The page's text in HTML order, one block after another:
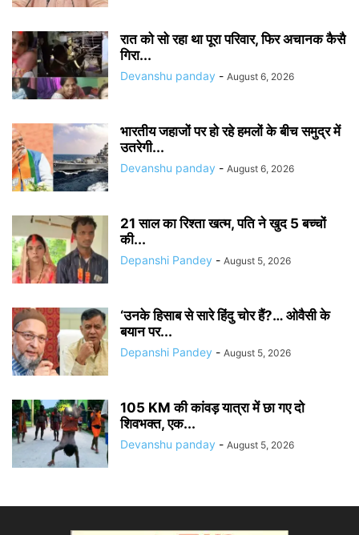
रात को सो रहा था पूरा परिवार, फिर अचानक कैसै
गिरा...
Devanshu panday - August 6, 2026
भारतीय जहाजों पर हो रहे हमलों के बीच समुद्र में
उतरेगी...
Devanshu panday - August 6, 2026
21 साल का रिश्ता खत्म, पति ने खुद 5 बच्चों
की...
Depanshi Pandey - August 5, 2026
‘उनके हिसाब से सारे हिंदु चोर हैं?… ओवैसी के
बयान पर...
Depanshi Pandey - August 5, 2026
105 KM की कांवड़ यात्रा में छा गए दो
शिवभक्त, एक...
Devanshu panday - August 5, 2026